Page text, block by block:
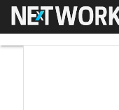
Menu